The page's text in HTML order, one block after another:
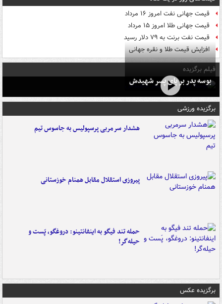
قیمت جهانی نفت امروز ۱۶ مرداد
قیمت جهانی طلا امروز ۱۵ مرداد
قیمت نفت برنت به ۷۹ دلار رسید
افزایش قیمت طلا و نقره جهانی
فیلم برگزیده
بوسه‌ پدر بر پای پسر شهیدش
برگزیده ورزشی
هشدار سرمربی پرسپولیس به جاسوس تیم
پیروزی استقلال مقابل همنام خوزستانی
حمله تند فیگو به اینفانتینو: دروغگو، پَست‌ و
حیله‌گر!
برگزیده عکس